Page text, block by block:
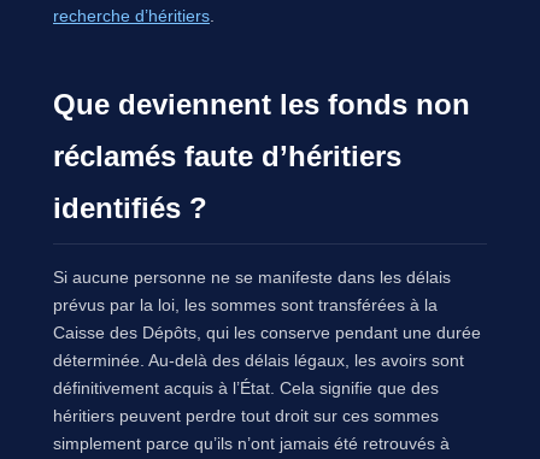
recherche d’héritiers
Que deviennent les fonds non
réclamés faute d’héritiers
identifiés ?
Si aucune personne ne se manifeste dans les délais
prévus par la loi, les sommes sont transférées à la
Caisse des Dépôts, qui les conserve pendant une durée
déterminée. Au-delà des délais légaux, les avoirs sont
définitivement acquis à l’État. Cela signifie que des
héritiers peuvent perdre tout droit sur ces sommes
simplement parce qu’ils n’ont jamais été retrouvés à